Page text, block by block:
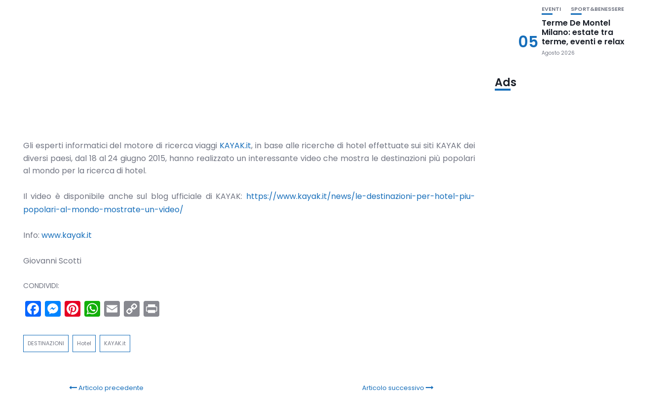
Gli esperti informatici del motore di ricerca viaggi KAYAK.it, in base alle ricerche di hotel effettuate sui siti KAYAK dei
diversi paesi, dal 18 al 24 giugno 2015, hanno realizzato un interessante video che mostra le destinazioni più popolari
al mondo per la ricerca di hotel.
Il video è disponibile anche sul blog ufficiale di KAYAK: https://www.kayak.it/news/le-destinazioni-per-hotel-piu-
popolari-al-mondo-mostrate-un-video/
Info: www.kayak.it
Giovanni Scotti
CONDIVIDI:
Facebook
Messenger
Pinterest
WhatsApp
Email
Copy
Link
DESTINAZIONI Hotel KAYAK.it
Articolo precedente Articolo successivo
05
EVENTI SPORT&BENESSERE
Terme De Montel
Milano: estate tra
terme, eventi e relax
Agosto 2026
Ads